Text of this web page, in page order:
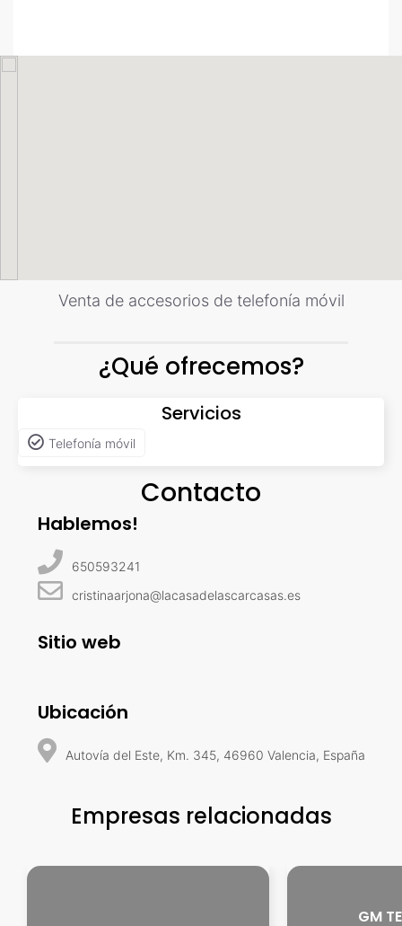
Venta de accesorios de telefonía móvil
¿Qué ofrecemos?
Servicios
Telefonía móvil
Contacto
Hablemos!
650593241
cristinaarjona@lacasadelascarcasas.es
Sitio web
Ubicación
Autovía del Este, Km. 345, 46960 Valencia, España
Empresas relacionadas
GM